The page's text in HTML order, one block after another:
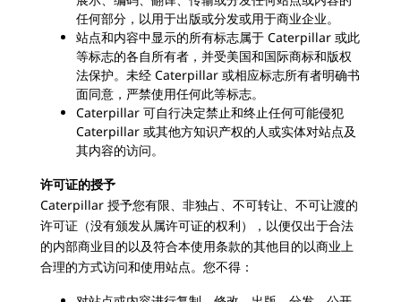
任何部分，以用于出版或分发或用于商业企业。
站点和内容中显示的所有标志属于 Caterpillar 或此
等标志的各自所有者，并受美国和国际商标和版权
法保护。未经 Caterpillar 或相应标志所有者明确书
面同意，严禁使用任何此等标志。
Caterpillar 可自行决定禁止和终止任何可能侵犯
Caterpillar 或其他方知识产权的人或实体对站点及
其内容的访问。
许可证的授予
Caterpillar 授予您有限、非独占、不可转让、不可让渡的
许可证（没有颁发从属许可证的权利），以便仅出于合法
的内部商业目的以及符合本使用条款的其他目的以商业上
合理的方式访问和使用站点。您不得：